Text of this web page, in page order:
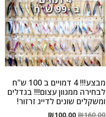
מבצע!!! 4 דמויים ב 100 ש"ח
לבחירה ממגוון עצום!!! בגדלים
ומשקלים שונים לדייג זרזור!
₪160.00
₪100.00